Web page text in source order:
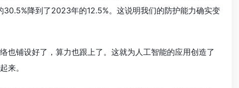
降到了2023年的12.5%。这说明我们的防护能力确实变
也铺设好了，算力也跟上了。这就为人工智能的应用创造了
来。